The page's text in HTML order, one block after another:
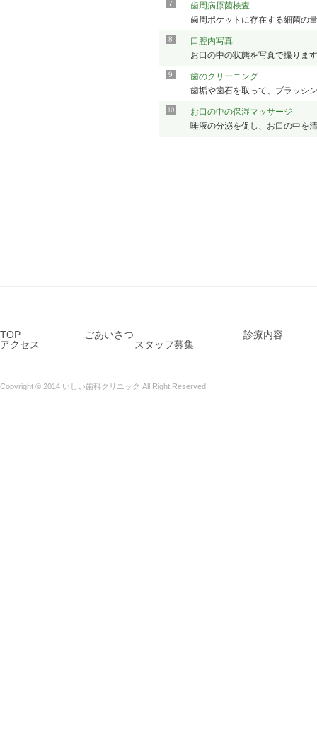
歯周病原菌検査
歯周ポケットに存在する細菌の
口腔内写真
お口の中の状態を写真で撮りま
歯のクリーニング
歯垢や歯石を取って、ブラッシ
お口の中の保湿マッサージ
唾液の分泌を促し、お口の中を
TOP ごあいさつ
診療内容
アクセス
スタッフ募集
Copyright © 2014 いしい歯科クリニック All Right Reserved.